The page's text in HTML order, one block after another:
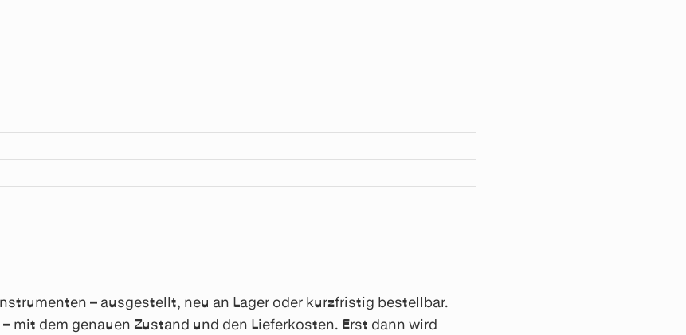
– ausgestellt, neu an Lager oder kurzfristig bestellbar.
mit dem genauen Zustand und den Lieferkosten. Erst dann wird